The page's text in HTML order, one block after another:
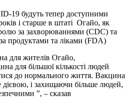
19 будуть тепер доступними
і старше в штаті Огайо, як
за захворюваннями (CDC) та
продуктами та ліками (FDA)
для жителів Огайо,
для більшої кількості людей
до нормального життя. Вакцина
і захищаючи більше людей,
”, – сказав